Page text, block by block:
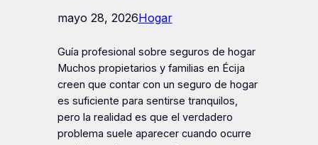
mayo 28, 2026Hogar
Guía profesional sobre seguros de hogar
Muchos propietarios y familias en Écija
creen que contar con un seguro de hogar
es suficiente para sentirse tranquilos,
pero la realidad es que el verdadero
problema suele aparecer cuando ocurre